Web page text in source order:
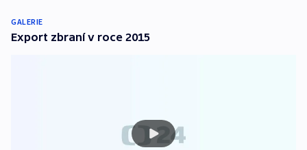
GALERIE
Export zbraní v roce 2015